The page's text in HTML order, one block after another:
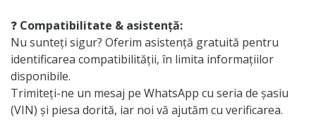
❓ Compatibilitate & asistență:
Nu sunteți sigur? Oferim asistență gratuită pentru
identificarea compatibilității, în limita informațiilor
disponibile.
Trimiteți-ne un mesaj pe WhatsApp cu seria de șasiu
(VIN) și piesa dorită, iar noi vă ajutăm cu verificarea.